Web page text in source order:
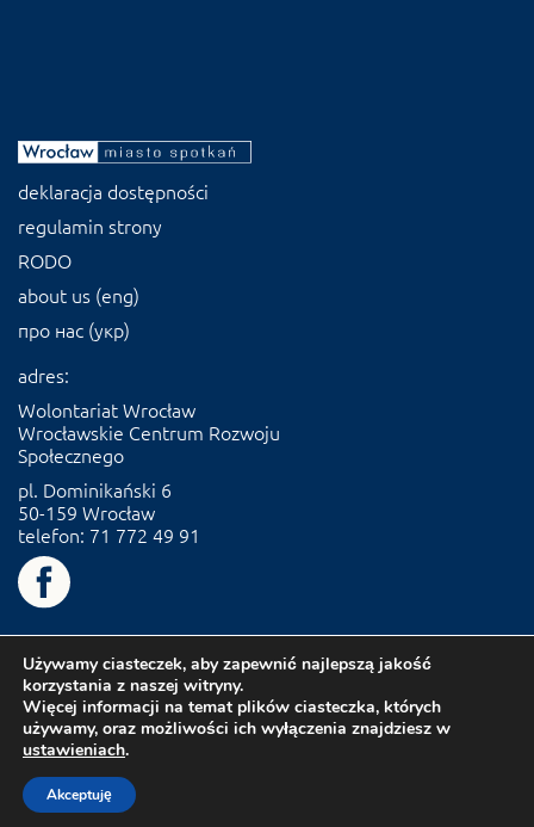
deklaracja dostępności
regulamin strony
RODO
about us (eng)
про нас (укр)
adres:
Wolontariat Wrocław
Wrocławskie Centrum Rozwoju
Społecznego
pl. Dominikański 6
50-159 Wrocław
telefon: 71 772 49 91
Używamy ciasteczek, aby zapewnić najlepszą jakość
korzystania z naszej witryny.
Więcej informacji na temat plików ciasteczka, których
używamy, oraz możliwości ich wyłączenia znajdziesz w
ustawieniach.
Akceptuję